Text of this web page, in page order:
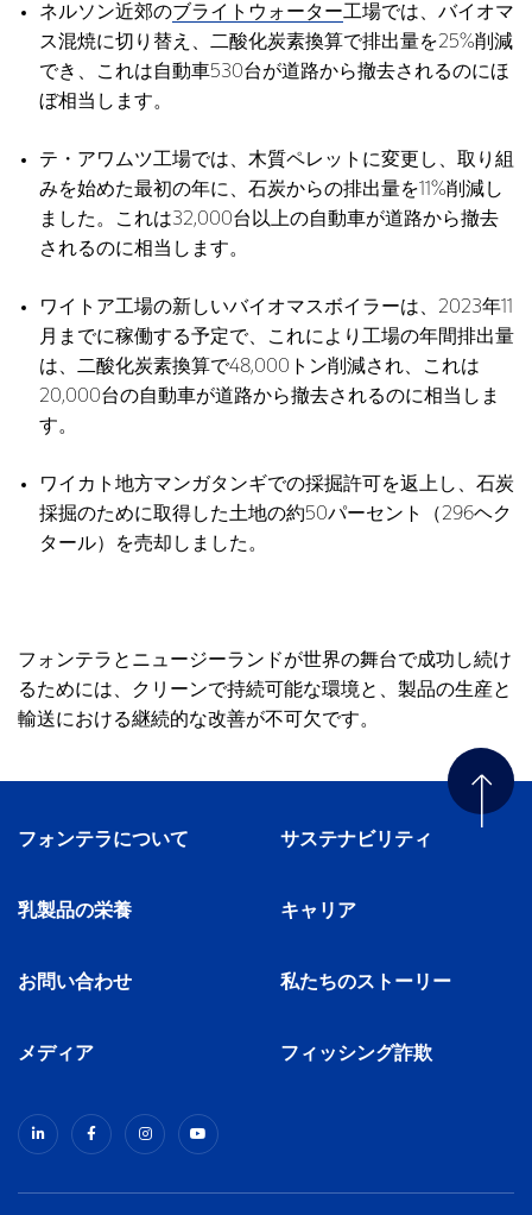
ネルソン近郊のブライトウォーター工場では、バイオマ
ス混焼に切り替え、二酸化炭素換算で排出量を25%削減
でき、これは自動車530台が道路から撤去されるのにほ
ぼ相当します。
テ・アワムツ工場では、木質ペレットに変更し、取り組
みを始めた最初の年に、石炭からの排出量を11%削減し
ました。これは32,000台以上の自動車が道路から撤去
されるのに相当します。
ワイトア工場の新しいバイオマスボイラーは、2023年11
月までに稼働する予定で、これにより工場の年間排出量
は、二酸化炭素換算で48,000トン削減され、これは
20,000台の自動車が道路から撤去されるのに相当しま
す。
ワイカト地方マンガタンギでの採掘許可を返上し、石炭
採掘のために取得した土地の約50パーセント（296ヘク
タール）を売却しました。
フォンテラとニュージーランドが世界の舞台で成功し続け
るためには、クリーンで持続可能な環境と、製品の生産と
輸送における継続的な改善が不可欠です。
フォンテラについて サステナビリティ
乳製品の栄養 キャリア
お問い合わせ 私たちのストーリー
メディア フィッシング詐欺